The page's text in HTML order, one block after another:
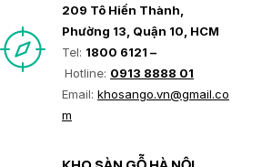
209 Tô Hiến Thành,
Phường 13, Quận 10, HCM
Tel: 1800 6121 –
Hotline: 0913 8888 01
Email: khosango.vn@gmail.co
m